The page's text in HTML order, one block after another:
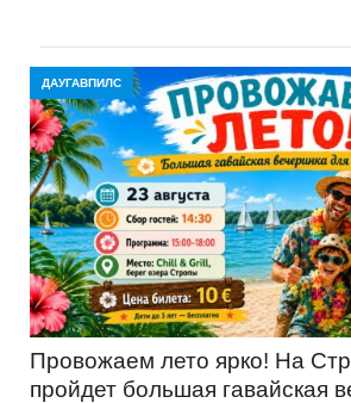
ДАУГАВПИЛС
Провожаем лето ярко! На
пройдет большая гавайская